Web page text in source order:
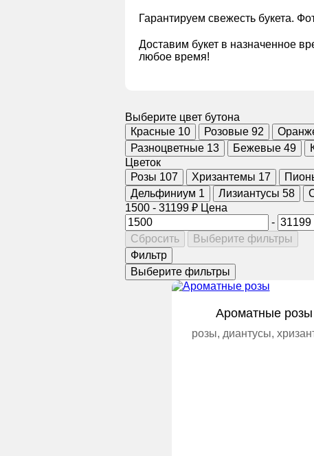
Гарантируем свежесть букета.
Доставим букет в назначенное
любое время!
Выберите цвет бутона
Красные 10 Розовые 92
Разноцветные 13 Бежевые 49
Цветок
Розы 107 Хризантемы 17
Дельфиниум 1 Лизиантусы 58
1500 - 31199 ₽ Цена
-
Сбросить
Выберите фильтры
Фильтр
Выберите фильтры
Ароматные розы
розы, диантусы,